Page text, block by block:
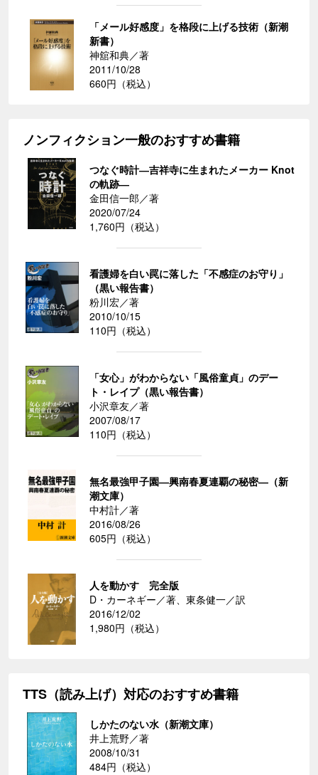
「メール好感度」を格段に上げる技術（新潮
新書）
神舘和典／著
2011/10/28
660円（税込）
ノンフィクション一般のおすすめ書籍
つなぐ時計―吉祥寺に生まれたメーカー Knot
の軌跡―
金田信一郎／著
2020/07/24
1,760円（税込）
看護婦を白い罠に落した「不感症のお守り」
（黒い報告書）
粉川宏／著
2010/10/15
110円（税込）
「女心」がわからない「風俗童貞」のデー
ト・レイプ（黒い報告書）
小沢章友／著
2007/08/17
110円（税込）
無名最強甲子園―興南春夏連覇の秘密―（新
潮文庫）
中村計／著
2016/08/26
605円（税込）
人を動かす 完全版
D・カーネギー／著、東条健一／訳
2016/12/02
1,980円（税込）
TTS（読み上げ）対応のおすすめ書籍
しかたのない水（新潮文庫）
井上荒野／著
2008/10/31
484円（税込）